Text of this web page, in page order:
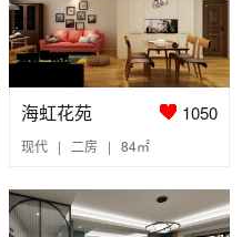
海虹花苑 1050
现代 | 二房 | 84㎡